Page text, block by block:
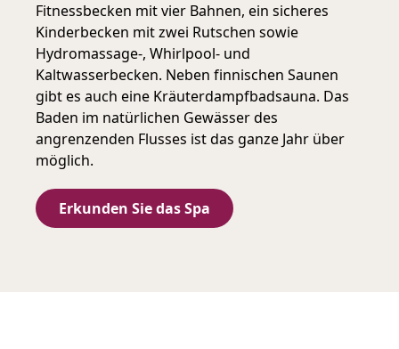
Fitnessbecken mit vier Bahnen, ein sicheres
Kinderbecken mit zwei Rutschen sowie
Hydromassage-, Whirlpool- und
Kaltwasserbecken. Neben finnischen Saunen
gibt es auch eine Kräuterdampfbadsauna. Das
Baden im natürlichen Gewässer des
angrenzenden Flusses ist das ganze Jahr über
möglich.
Erkunden Sie das Spa